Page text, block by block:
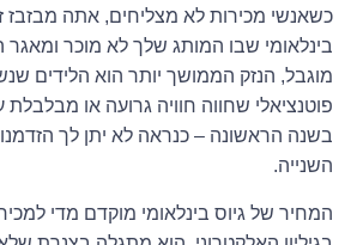
כשאנשי מכירות לא מצליחים, אתה מבזבז
מוגבל, הנזק הממושך יותר הוא הלידים
פוטנציאלי שחווה חוויה גרועה או
בשנה הראשונה – כנראה לא יתן לך
השנייה.
המחיר של גיוס בינלאומי מוקדם מדי